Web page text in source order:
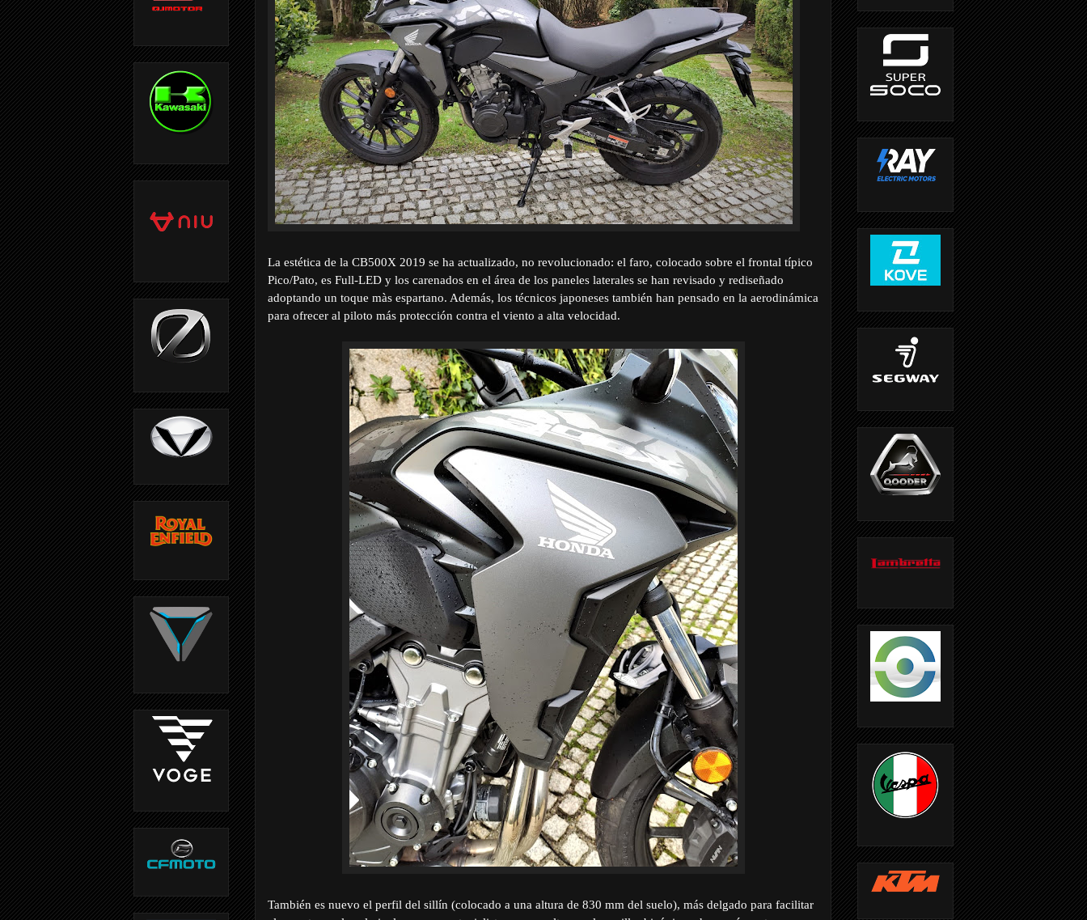
La estética de la CB500X 2019 se ha actualizado, no revolucionado: el faro, colocado sobre el frontal típico
Pico/Pato, es Full-LED y los carenados en el área de los paneles laterales se han revisado y rediseñado
adoptando un toque màs espartano. Además, los técnicos japoneses también han pensado en la aerodinámica
para ofrecer al piloto más protección contra el viento a alta velocidad.
También es nuevo el perfil del sillín (colocado a una altura de 830 mm del suelo), más delgado para facilitar